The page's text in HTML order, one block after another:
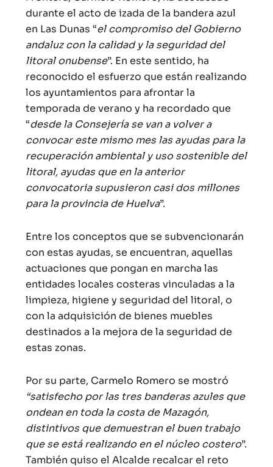
durante el acto de izada de la bandera azul
en Las Dunas “el compromiso del Gobierno
andaluz con la calidad y la seguridad del
litoral onubense”. En este sentido, ha
reconocido el esfuerzo que están realizando
los ayuntamientos para afrontar la
temporada de verano y ha recordado que
“desde la Consejería se van a volver a
convocar este mismo mes las ayudas para la
recuperación ambiental y uso sostenible del
litoral, ayudas que en la anterior
convocatoria supusieron casi dos millones
para la provincia de Huelva”.
Entre los conceptos que se subvencionarán
con estas ayudas, se encuentran, aquellas
actuaciones que pongan en marcha las
entidades locales costeras vinculadas a la
limpieza, higiene y seguridad del litoral, o
con la adquisición de bienes muebles
destinados a la mejora de la seguridad de
estas zonas.
Por su parte, Carmelo Romero se mostró
“satisfecho por las tres banderas azules que
ondean en toda la costa de Mazagón,
distintivos que demuestran el buen trabajo
que se está realizando en el núcleo costero”.
También quiso el Alcalde recalcar el reto